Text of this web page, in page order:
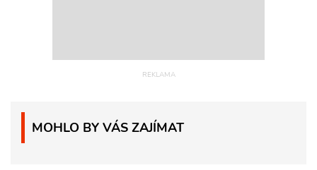
MOHLO BY VÁS ZAJÍMAT